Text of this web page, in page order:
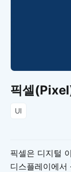
픽셀
UI
픽셀은 디지털
디스플레이에서